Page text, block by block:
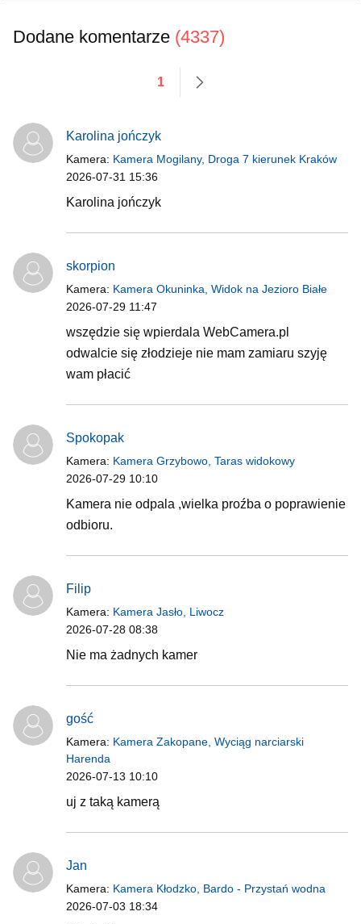
Dodane komentarze (4337)
1
Karolina jończyk
Kamera: Kamera Mogilany, Droga 7 kierunek Kraków
2026-07-31 15:36
Karolina jończyk
skorpion
Kamera: Kamera Okuninka, Widok na Jezioro Białe
2026-07-29 11:47
wszędzie się wpierdala WebCamera.pl
odwalcie się złodzieje nie mam zamiaru szyję
wam płacić
Spokopak
Kamera: Kamera Grzybowo, Taras widokowy
2026-07-29 10:10
Kamera nie odpala ,wielka proźba o poprawienie
odbioru.
Filip
Kamera: Kamera Jasło, Liwocz
2026-07-28 08:38
Nie ma żadnych kamer
gość
Kamera: Kamera Zakopane, Wyciąg narciarski
Harenda
2026-07-13 10:10
uj z taką kamerą
Jan
Kamera: Kamera Kłodzko, Bardo - Przystań wodna
2026-07-03 18:34